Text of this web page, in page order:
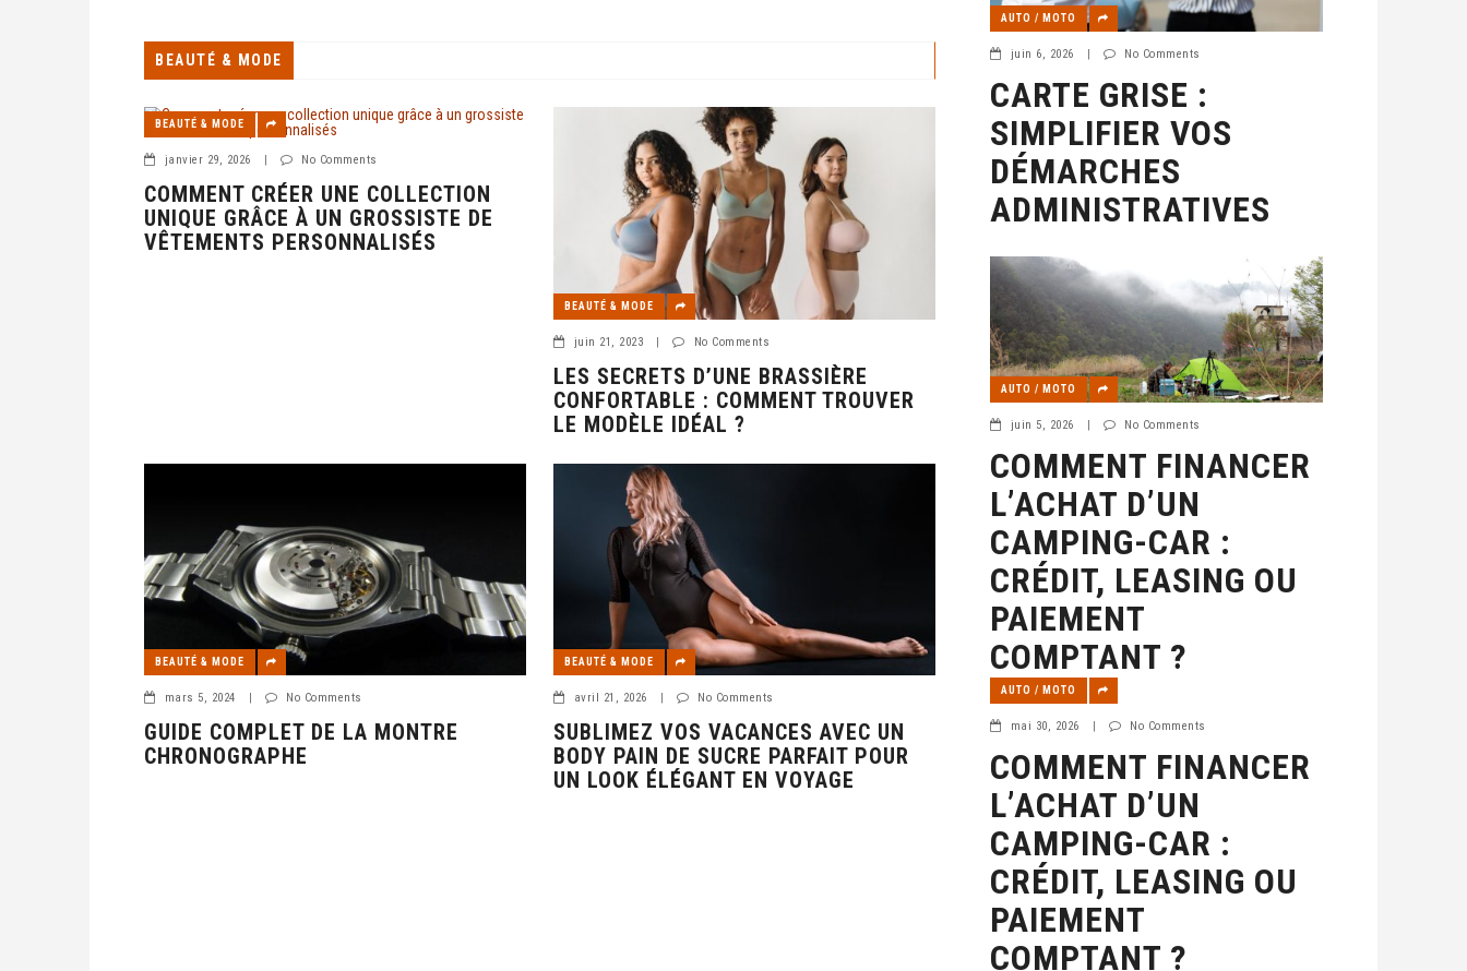
BEAUTÉ & MODE
BEAUTÉ & MODE
janvier 29, 2026 | No Comments
COMMENT CRÉER UNE COLLECTION
UNIQUE GRÂCE À UN GROSSISTE DE
VÊTEMENTS PERSONNALISÉS
BEAUTÉ & MODE
juin 21, 2023 | No Comments
LES SECRETS D’UNE BRASSIÈRE
CONFORTABLE : COMMENT TROUVER
LE MODÈLE IDÉAL ?
BEAUTÉ & MODE
mars 5, 2024 No Comments
GUIDE COMPLET DE LA MONTRE
CHRONOGRAPHE
BEAUTÉ & MODE
avril 21, 2026 No Comments
SUBLIMEZ VOS VACANCES AVEC UN
BODY PAIN DE SUCRE PARFAIT POUR
UN LOOK ÉLÉGANT EN VOYAGE
AUTO / MOTO
juin 6, 2026 No Comments
CARTE GRISE :
SIMPLIFIER VOS
DÉMARCHES
ADMINISTRATIVES
AUTO / MOTO
juin 5, 2026 | No Comments
COMMENT FINANCER
L’ACHAT D’UN
CAMPING-CAR :
CRÉDIT, LEASING OU
PAIEMENT
COMPTANT ?
AUTO / MOTO
mai 30, 2026 | No Comments
COMMENT FINANCER
L’ACHAT D’UN
CAMPING-CAR :
CRÉDIT, LEASING OU
PAIEMENT
COMPTANT ?